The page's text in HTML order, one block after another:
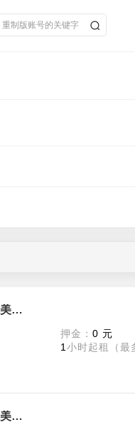
《生化危机4重制版》终极版-艾达王DLC-奖励全解锁!无限子弹-1亿金币!完美存档!
押金： 0 元
1 小时起租（最
《生化危机4重制版》终极版-艾达王DLC-奖励全解锁!无限子弹-1亿金币!完美存档!《生化危机4：重